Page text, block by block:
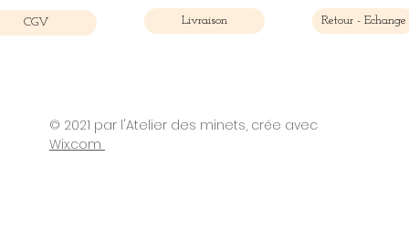
©2021 par Atelier des minets. Créé avec Wix.com
CGV Livraison Retour - Echange
© 2021 par l'Atelier des minets, crée avec
Wix.com